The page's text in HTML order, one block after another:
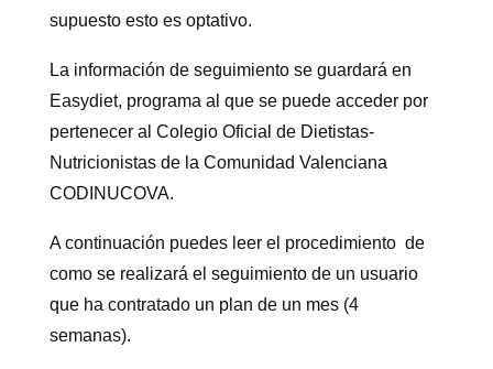
supuesto esto es optativo.
La información de seguimiento se guardará en
Easydiet, programa al que se puede acceder por
pertenecer al Colegio Oficial de Dietistas-
Nutricionistas de la Comunidad Valenciana
CODINUCOVA.
A continuación puedes leer el procedimiento de
como se realizará el seguimiento de un usuario
que ha contratado un plan de un mes (4
semanas).